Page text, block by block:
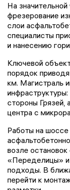
На
фрезерование
слои
специалисты
и нанесению
Ключевой
порядок
км. Магистраль
стороны Грязей,
центра с
Работы на
возле
«Переделицы»
подходы. В
перейти к